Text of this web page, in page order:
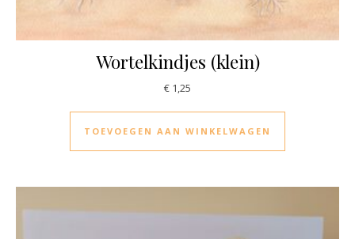
Wortelkindjes (klein)
€ 1,25
TOEVOEGEN AAN WINKELWAGEN